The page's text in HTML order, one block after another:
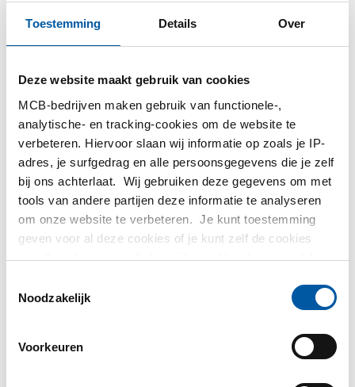
Toestemming Details Over
Deze website maakt gebruik van cookies
MCB-bedrijven maken gebruik van functionele-,
analytische- en tracking-cookies om de website te
verbeteren. Hiervoor slaan wij informatie op zoals je IP-
adres, je surfgedrag en alle persoonsgegevens die je zelf
bij ons achterlaat. Wij gebruiken deze gegevens om met
tools van andere partijen deze informatie te analyseren
om onze website te verbeteren. Je kunt toestemming
geven voor al deze cookies of je kunt zelf de cookies
instellen als je niet wilt dat wij bepaalde informatie delen.
partijen waarmee wij samenwerken vind je in ons
Noodzakelijk
Voorkeuren
MetaalService
Testas
TS Métaux